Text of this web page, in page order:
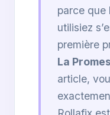
parce que
utilisiez
première
La
article,